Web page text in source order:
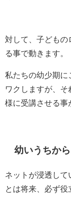
対して、子どもの
る事で動きます。
私たちの幼少期に
ワクしますが、
様に受講させる事
幼いうちか
ネットが浸透して
とは将来、必ず役